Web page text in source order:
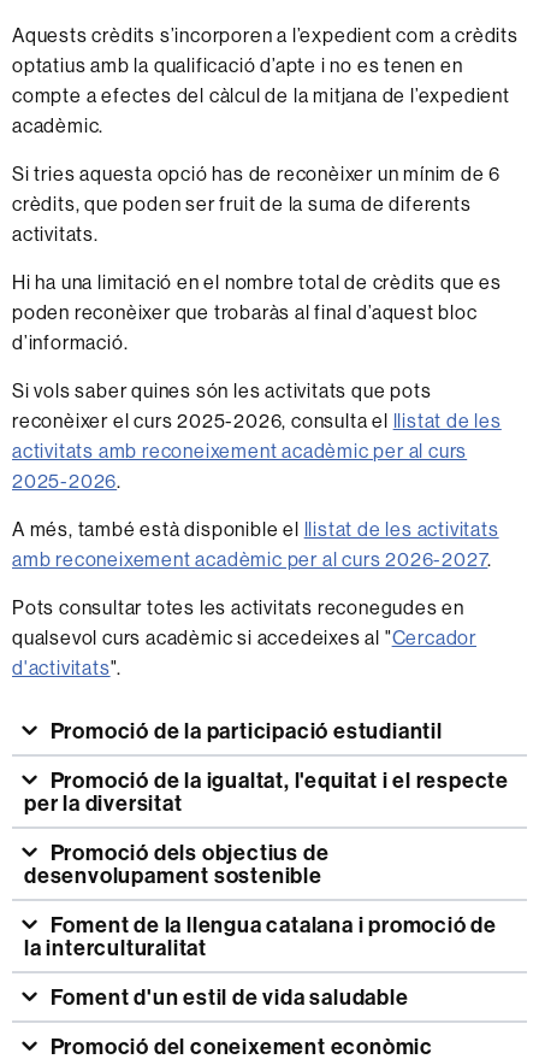
Aquests crèdits s’incorporen a l’expedient com a crèdits
optatius amb la qualificació d’apte i no es tenen en
compte a efectes del càlcul de la mitjana de l’expedient
acadèmic.
Si tries aquesta opció has de reconèixer un mínim de 6
crèdits, que poden ser fruit de la suma de diferents
activitats.
Hi ha una limitació en el nombre total de crèdits que es
poden reconèixer que trobaràs al final d’aquest bloc
d’informació.
Si vols saber quines són les activitats que pots
reconèixer el curs 2025-2026, consulta el llistat de les
activitats amb reconeixement acadèmic per al curs
2025-2026.
A més, també està disponible el llistat de les activitats
amb reconeixement acadèmic per al curs 2026-2027.
Pots consultar totes les activitats reconegudes en
qualsevol curs acadèmic si accedeixes al "Cercador
d'activitats".
Promoció de la participació estudiantil
per la diversitat
desenvolupament sostenible
la interculturalitat
Foment d'un estil de vida saludable